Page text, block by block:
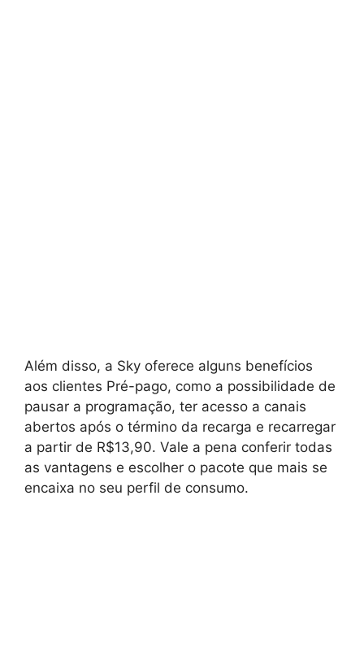
Além disso, a Sky oferece alguns benefícios
aos clientes Pré-pago, como a possibilidade de
pausar a programação, ter acesso a canais
abertos após o término da recarga e recarregar
a partir de R$13,90. Vale a pena conferir todas
as vantagens e escolher o pacote que mais se
encaixa no seu perfil de consumo.